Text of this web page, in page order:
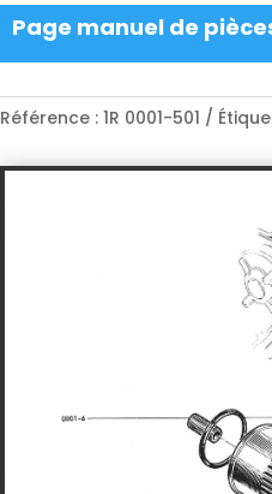
Page manuel de
Référence : 1R 0001-501